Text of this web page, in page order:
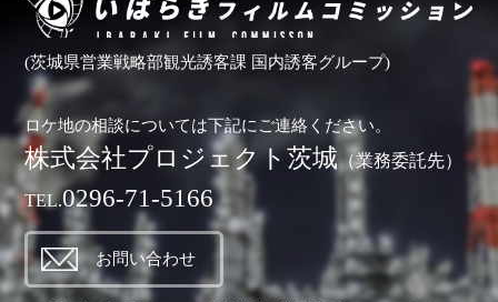
(茨城県営業戦略部観光誘客課 国内誘客グループ)
ロケ地の相談については下記にご連絡ください。
株式会社プロジェクト茨城（業務委託先）
TEL.0296-71-5166
お問い合わせ